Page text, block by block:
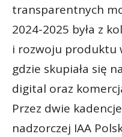
transparentnych
2024-2025 była z
i rozwoju produktu
gdzie skupiała się
digital oraz
Przez dwie
nadzorczej IAA